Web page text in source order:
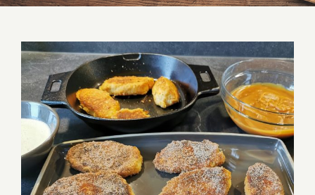
Kartäuserklöße gusseiserne Bratpfanne